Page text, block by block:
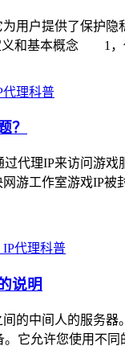
用户提供了保护
义和基本概念 1，
代理科普
？
代理IP来访问游
游工作室游戏IP
IP代理科普
说明
的中间人的服务
它允许您使用不